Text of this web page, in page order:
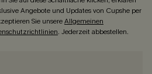
Angebote und Updates von Cupshe per
Sie unsereAllgemeinen
. Jederzeit abbestellen.